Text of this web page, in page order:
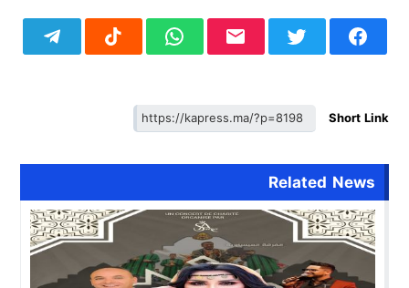
Short Link
Related News